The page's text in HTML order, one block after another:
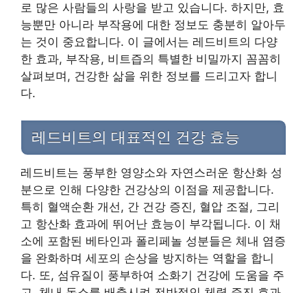
로 많은 사람들의 사랑을 받고 있습니다. 하지만, 효
능뿐만 아니라 부작용에 대한 정보도 충분히 알아두
는 것이 중요합니다. 이 글에서는 레드비트의 다양
한 효과, 부작용, 비트즙의 특별한 비밀까지 꼼꼼히
살펴보며, 건강한 삶을 위한 정보를 드리고자 합니
다.
레드비트의 대표적인 건강 효능
레드비트는 풍부한 영양소와 자연스러운 항산화 성
분으로 인해 다양한 건강상의 이점을 제공합니다.
특히 혈액순환 개선, 간 건강 증진, 혈압 조절, 그리
고 항산화 효과에 뛰어난 효능이 부각됩니다. 이 채
소에 포함된 베타인과 폴리페놀 성분들은 체내 염증
을 완화하며 세포의 손상을 방지하는 역할을 합니
다. 또, 섬유질이 풍부하여 소화기 건강에 도움을 주